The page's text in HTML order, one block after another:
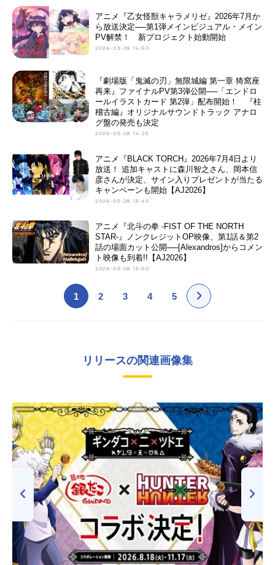
アニメ『乙女怪獣キャラメリゼ』2026年7月か
ら放送決定──第1弾メインビジュアル・メイン
PV解禁！ 新プロジェクト始動開始
2026-03-28 14:50
『劇場版「鬼滅の刃」無限城編 第一章 猗窩座
再来』ファイナルPV第3弾公開──「エンドロ
ールイラストカード 第2弾」配布開始！ 『柱
稽古編』オリジナルサウンドトラック アナロ
グ盤の発売も決定
2026-03-28 14:25
アニメ『BLACK TORCH』2026年7月4日より
放送！ 追加キャストに森川智之さん、岡本信
彦さんが決定、サイン入りプレゼントが当たる
キャンペーンも開始【AJ2026】
2026-03-28 13:40
アニメ『北斗の拳 -FIST OF THE NORTH
STAR-』ノンクレジットOP映像、第1話＆第2
話の場面カット公開──[Alexandros]からコメン
ト映像も到着!!【AJ2026】
2026-03-28 13:00
1 2 3 4 5
リリースの関連画像集